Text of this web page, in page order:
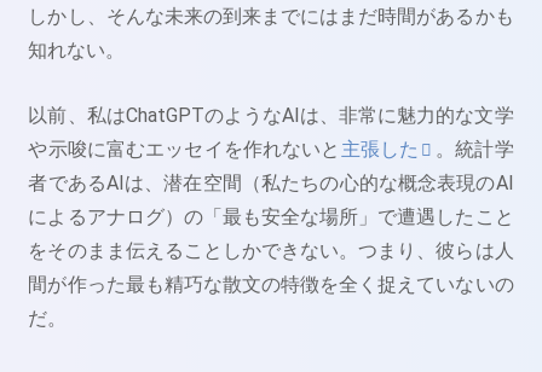
しかし、そんな未来の到来までにはまだ時間があるかも
知れない。
以前、私はChatGPTのようなAIは、非常に魅力的な文学
や示唆に富むエッセイを作れないと 主張した
。統計学
者であるAIは、潜在空間（私たちの心的な概念表現のAI
によるアナログ）の「最も安全な場所」で遭遇したこと
をそのまま伝えることしかできない。つまり、彼らは人
間が作った最も精巧な散文の特徴を全く捉えていないの
だ。